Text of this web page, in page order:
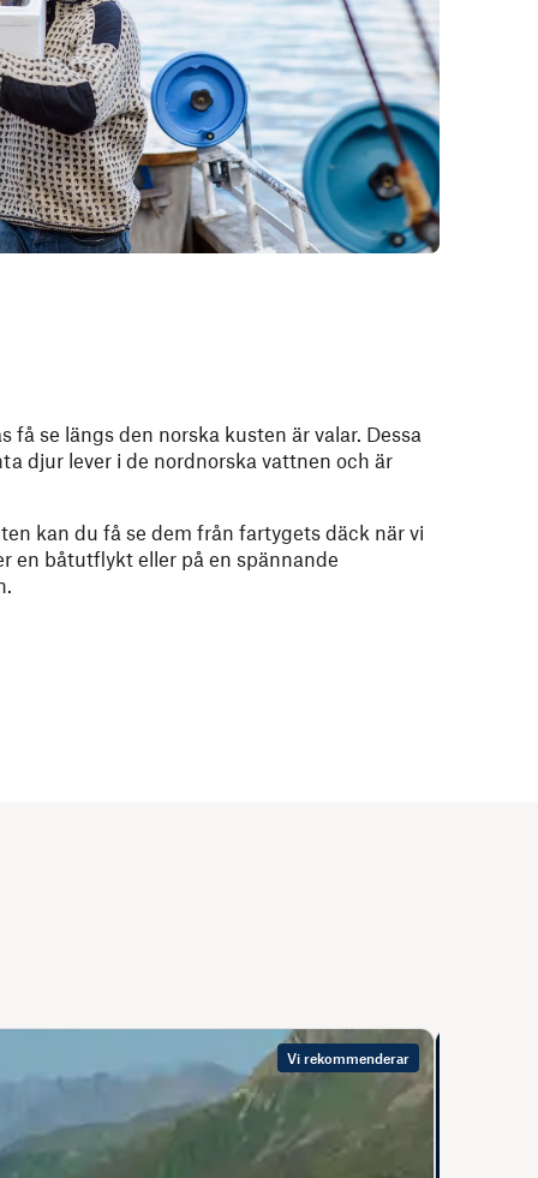
få se längs den norska kusten är valar. Dessa
djur lever i de nordnorska vattnen och är
kan du få se dem från fartygets däck när vi
en båtutflykt eller på en spännande
Vi rekommenderar